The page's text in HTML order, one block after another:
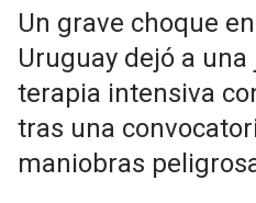
Un grave choque
Uruguay dejó a
terapia intensiva
tras una
maniobras